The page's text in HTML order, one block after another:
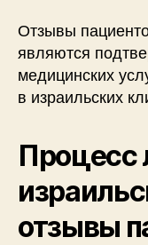
Отзывы
являются
медицинских
в израильских
Процесс
отзывы